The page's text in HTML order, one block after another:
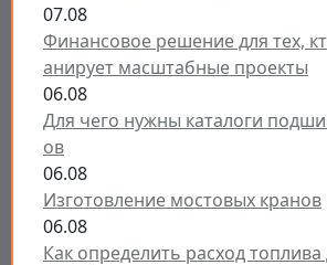
07.08
Финансовое решение для тех,
анирует масштабные проекты
06.08
Для чего нужны каталоги
ов
06.08
Изготовление мостовых кранов
06.08
Как определить расход топлива